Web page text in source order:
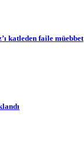
katleden faile müebbet